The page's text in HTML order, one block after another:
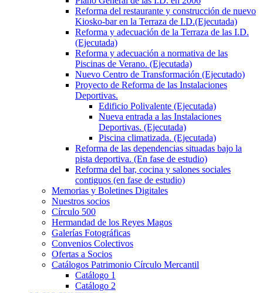
Reforma del restaurante y construcción de nuevo
Kiosko-bar en la Terraza de I.D.(Ejecutada)
Reforma y adecuación de la Terraza de las I.D.
(Ejecutada)
Reforma y adecuación a normativa de las
Piscinas de Verano. (Ejecutada)
Nuevo Centro de Transformación (Ejecutado)
Proyecto de Reforma de las Instalaciones
Deportivas.
Edificio Polivalente (Ejecutada)
Nueva entrada a las Instalaciones
Deportivas. (Ejecutada)
Piscina climatizada. (Ejecutada)
Reforma de las dependencias situadas bajo la
pista deportiva. (En fase de estudio)
Reforma del bar, cocina y salones sociales
contiguos (en fase de estudio)
Memorias y Boletines Digitales
Nuestros socios
Círculo 500
Hermandad de los Reyes Magos
Galerías Fotográficas
Convenios Colectivos
Ofertas a Socios
Catálogos Patrimonio Círculo Mercantil
Catálogo 1
Catálogo 2